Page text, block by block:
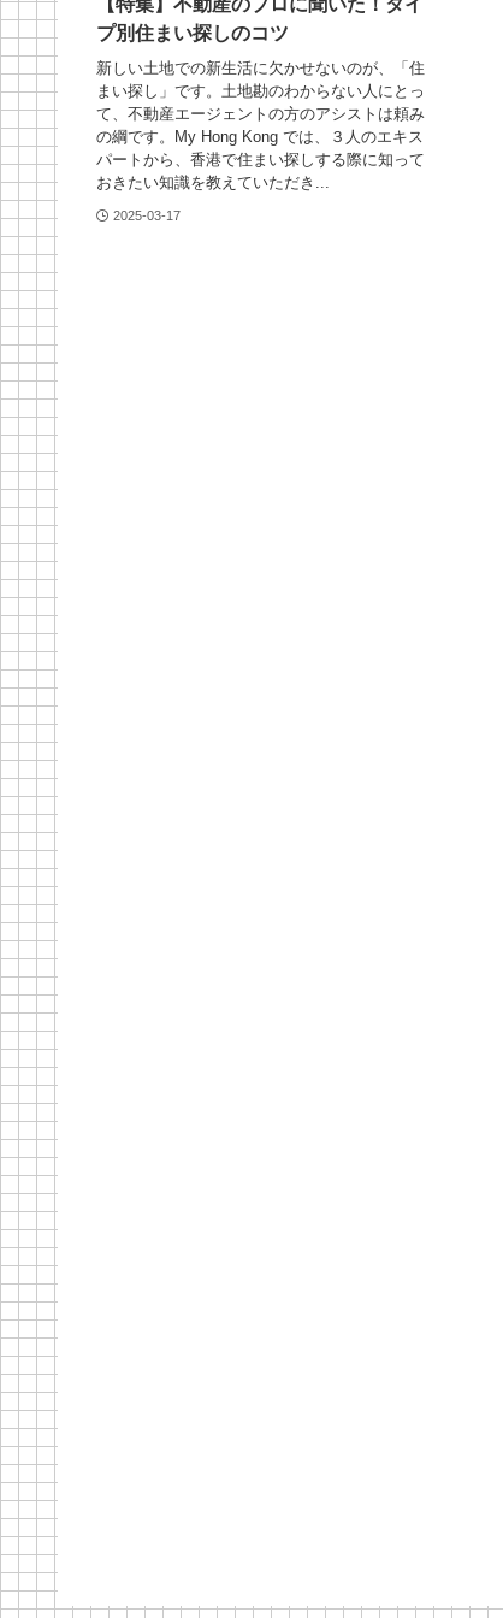
【特集】不動産のプロに聞いた！タイ
プ別住まい探しのコツ
新しい土地での新生活に欠かせないのが、「住
まい探し」です。土地勘のわからない人にとっ
て、不動産エージェントの方のアシストは頼み
の綱です。My Hong Kong では、３人のエキス
パートから、香港で住まい探しする際に知って
おきたい知識を教えていただき...
2025-03-17